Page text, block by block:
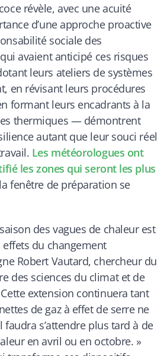
révèle, avec une acuité
d’une approche proactive
sociale des
avaient anticipé ces risques
leurs ateliers de systèmes
en révisant leurs procédures
formant leurs encadrants à la
thermiques — démontrent
autant que leur souci réel
Les météorologues ont
les zones qui seront les plus
fenêtre de préparation se
des vagues de chaleur est
du changement
Robert Vautard, chercheur du
des sciences du climat et de
extension continuera tant
de gaz à effet de serre ne
s’attendre plus tard à de
en avril ou en octobre. »